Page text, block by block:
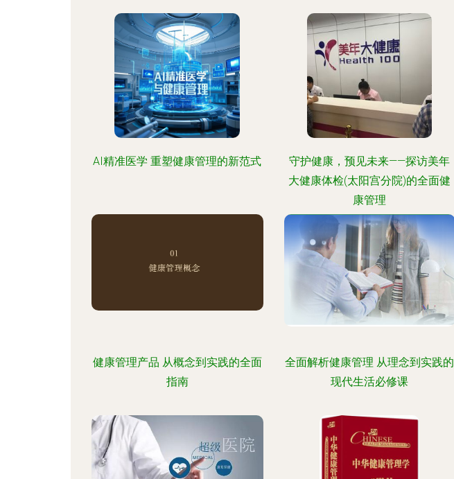
AI精准医学 重塑健康管理的新范式
守护健康，预见未来——探访美年
大健康体检(太阳宫分院)的全面健
康管理
健康管理产品 从概念到实践的全面
指南
全面解析健康管理 从理念到实践的
现代生活必修课